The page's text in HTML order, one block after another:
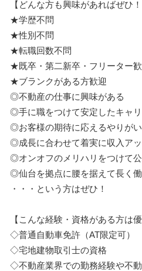
【どんな方も興味があればぜひ！
★学歴不問
★性別不問
★転職回数不問
★既卒・第二新卒・フリーター
★ブランクがある方歓迎
◎不動産の仕事に興味がある
◎手に職をつけて安定したキャ
◎お客様の期待に応えるやりが
◎成長に合わせて着実に収入ア
◎オンオフのメリハリをつけて
◎仙台を拠点に腰を据えて長く
・・・という方はぜひ！
【こんな経験・資格がある方は優
◇普通自動車免許（AT限定可）
◇宅地建物取引士の資格
◇不動産業界での勤務経験や不